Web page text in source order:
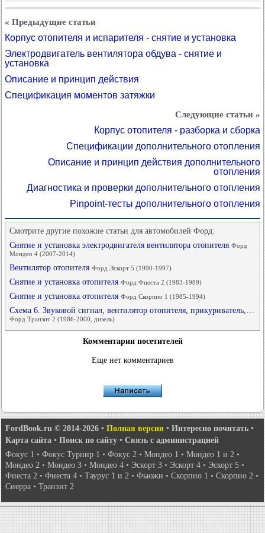
« Предыдущие статьи
Корпус отопителя и испарителя - снятие и установка
Электродвигатель вентилятора обдува - снятие и
установка
Описание и принцип действия
Спецификация моментов затяжки
Следующие статьи »
Корпус отопителя - разборка и сборка
Спецификации дополнительного отопления
Описание и принцип действия дополнительного
отопления
Диагностика и проверки дополнительного отопления
Pinpoint-тесты дополнительного отопления
Смотрите другие похожие статьи для автомобилей Форд:
Снятие и установка электродвигателя вентилятора отопителя Форд
Мондео 4 (2007-2014)
Вентилятор отопителя Форд Эскорт 5 (1990-1997)
Снятие и установка отопителя Форд Фиеста 2 (1983-1989)
Снятие и установка отопителя Форд Скорпио 1 (1985-1994)
Схема 6. Звуковой сигнал, вентилятор отопителя, прикуриватель,…
Форд Транзит 2 (1986-2000, дизель)
Комментарии посетителей
Еще нет комментариев
FordBook.ru © 2014-2026 • Полная версия • Интересно почитать •
Карта сайта • Поиск по сайту • Связь с администрацией
Фокус 1 • Фокус Турнир 1 • Фокус 2 • Мондео 1 • Мондео 1 и 2 •
Мондео 2 • Мондео 3 • Мондео 4 • Эскорт 3 • Эскорт 4 • Эскорт 5 •
Фиеста 2 • Фиеста 4 • Таурус 1 и 2 • Фьюжн • Скорпио 1 • Скорпио 2 •
Сиерра • Транзит 2